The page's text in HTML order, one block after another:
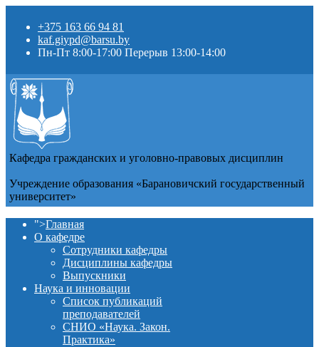
+375 163 66 94 81
kaf.giypd@barsu.by
Пн-Пт 8:00-17:00 Перерыв 13:00-14:00
Кафедра гражданских и уголовно-правовых дисциплин
Учреждение образования «Барановичский государственный
университет»
">Главная
О кафедре
Сотрудники кафедры
Дисциплины кафедры
Выпускники
Наука и инновации
Список публикаций
преподавателей
СНИО «Наука. Закон.
Практика»